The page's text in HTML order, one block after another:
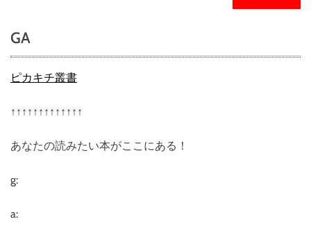
GA
ピカキチ叢書
↑↑↑↑↑↑↑↑↑↑↑↑↑
あなたの読みたい本がここにある！
g:
a: